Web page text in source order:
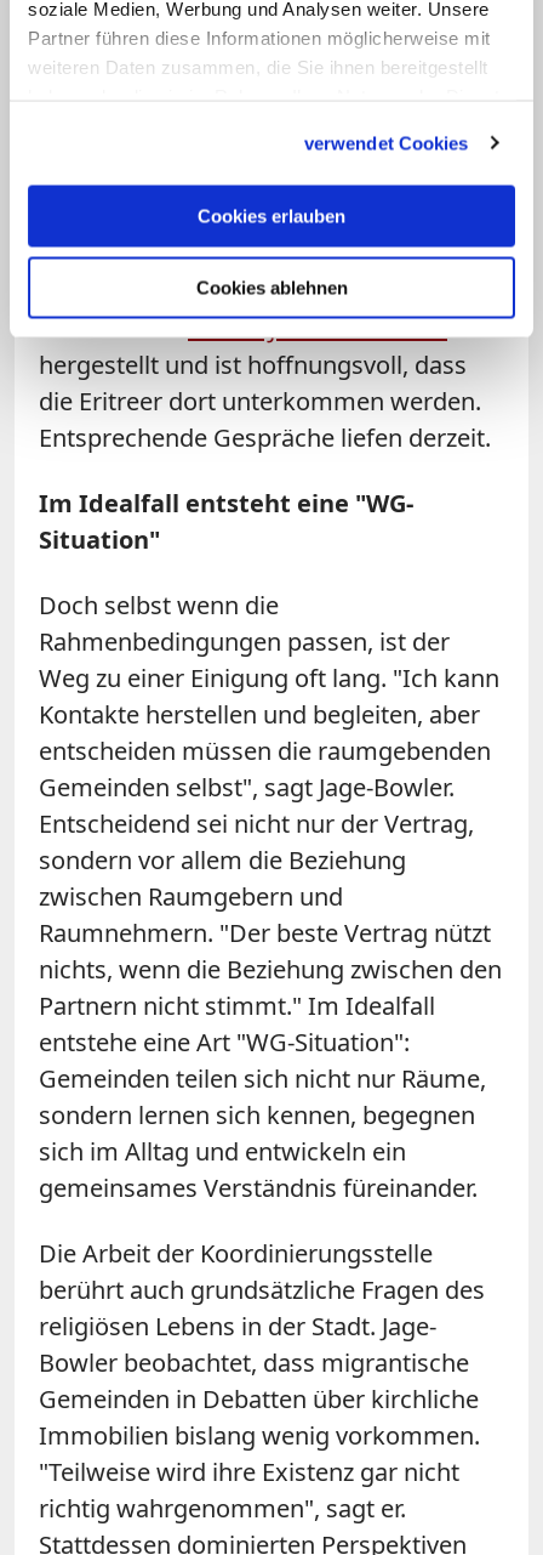
soziale Medien, Werbung und Analysen weiter. Unsere
Partner führen diese Informationen möglicherweise mit
weiteren Daten zusammen, die Sie ihnen bereitgestellt
verwendet Cookies
Cookies erlauben
Cookies ablehnen
Paulusgemeinde im Ortsteil Zehlendorf,
in denen die Gemeinde mit ihren rund
Kindern bislang ihre Gottesdienste feiert,
demnächst renoviert werden, braucht sie
ein neues Quartier und hat sich deshalb
an die Koordinierungsstelle gewandt.
Jage-Bowler hat nun einen Kontakt zur
katholischenPfarrei Johannes Bosco
hergestellt und ist hoffnungsvoll, dass
die Eritreer dort unterkommen werden.
Entsprechende Gespräche liefen derzeit.
Im Idealfall entsteht eine "WG-
Situation"
Doch selbst wenn die
Rahmenbedingungen passen, ist der
Weg zu einer Einigung oft lang. "Ich kann
Kontakte herstellen und begleiten, aber
entscheiden müssen die raumgebenden
Gemeinden selbst", sagt Jage-Bowler.
Entscheidend sei nicht nur der Vertrag,
sondern vor allem die Beziehung
zwischen Raumgebern und
Raumnehmern. "Der beste Vertrag nützt
nichts, wenn die Beziehung zwischen den
Partnern nicht stimmt." Im Idealfall
entstehe eine Art "WG-Situation":
Gemeinden teilen sich nicht nur Räume,
sondern lernen sich kennen, begegnen
sich im Alltag und entwickeln ein
gemeinsames Verständnis füreinander.
Die Arbeit der Koordinierungsstelle
berührt auch grundsätzliche Fragen des
religiösen Lebens in der Stadt. Jage-
Bowler beobachtet, dass migrantische
Gemeinden in Debatten über kirchliche
Immobilien bislang wenig vorkommen.
"Teilweise wird ihre Existenz gar nicht
richtig wahrgenommen", sagt er.
Stattdessen dominierten Perspektiven